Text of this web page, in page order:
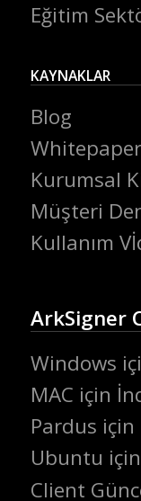
Eğitim
KAYNAKLAR
Blog
Whitepaper
Kurumsal
Müşteri
Kullanım
ArkSigner
Windows
MAC için
Pardus
Ubuntu
Client